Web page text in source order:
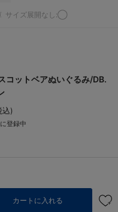
サイズ展開なし:◯
コットベアぬいぐるみ/DB.
込)
登録中
カートに入れる